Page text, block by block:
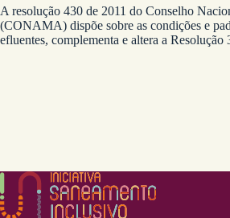
A resolução 430 de 2011 do Conselho
(CONAMA) dispõe sobre as condições e
efluentes, complementa e altera a Resolução